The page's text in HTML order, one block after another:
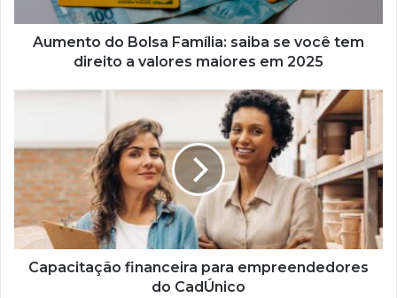
direito
Aumento do Bolsa Família: saiba se você tem
direito a valores maiores em 2025
empreendedores
do
CadÚnico
Capacitação financeira para empreendedores
do CadÚnico